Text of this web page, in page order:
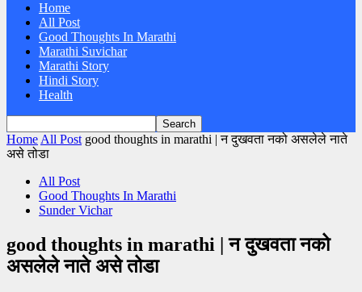
Home
All Post
Good Thoughts In Marathi
Marathi Suvichar
Marathi Story
Hindi Story
Health
Home All Post good thoughts in marathi | न दुखवता नको असलेले नाते
असे तोडा
All Post
Good Thoughts In Marathi
Sunder Vichar
good thoughts in marathi | न दुखवता नको
असलेले नाते असे तोडा